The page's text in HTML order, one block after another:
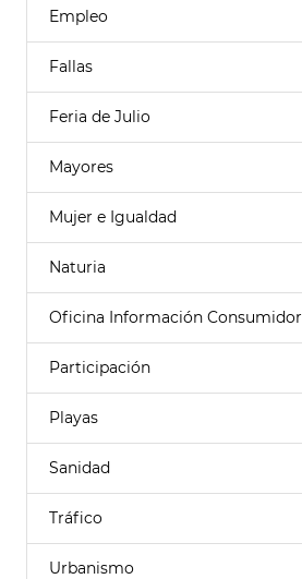
Empleo
Fallas
Feria de Julio
Mayores
Mujer e Igualdad
Naturia
Oficina Información Consumidor
Participación
Playas
Sanidad
Tráfico
Urbanismo